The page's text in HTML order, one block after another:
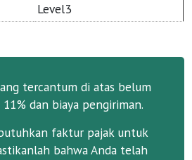
Level3
tercantum di atas belum
dan biaya pengiriman.
faktur pajak untuk
bahwa Anda telah